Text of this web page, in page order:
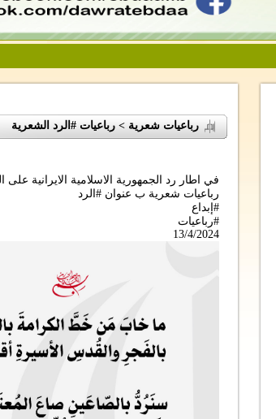
رباعيات شعرية > رباعيات #الرد الشعرية
في اطار رد الجمهورية الاسلامية الايرانية
رباعيات شعرية ب عنوان #الرد
#إبداع
#رباعيات
13/4/2024